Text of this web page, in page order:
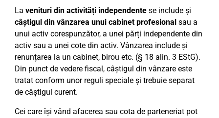
La venituri din activități independente se include și
câștigul din vânzarea unui cabinet profesional sau a
unui activ corespunzător, a unei părți independente din
activ sau a unei cote din activ. Vânzarea include și
renunțarea la un cabinet, birou etc. (§ 18 alin. 3 EStG).
Din punct de vedere fiscal, câștigul din vânzare este
tratat conform unor reguli speciale și trebuie separat
de câștigul curent.
Cei care își vând afacerea sau cota de parteneriat pot